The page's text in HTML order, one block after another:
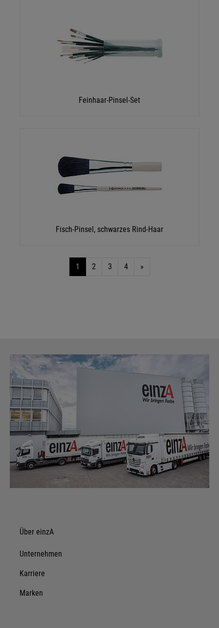
Feinhaar-Pinsel-Set
Fisch-Pinsel, schwarzes Rind-Haar
1 2 3 4 »
Über einzA
Unternehmen
Karriere
Marken